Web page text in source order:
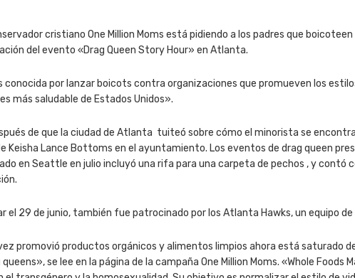
cristiano One Million Moms está pidiendo a los padres que
del evento «Drag Queen Story Hour» en Atlanta.
conocida por lanzar boicots contra organizaciones que promueven los
más saludable de Estados Unidos».
de que la ciudad de Atlanta tuiteó sobre cómo el minorista se
Keisha Lance Bottoms en el ayuntamiento. Los eventos de drag queen
en Seattle en julio incluyó una rifa para una carpeta de pechos , y
el 29 de junio, también fue patrocinado por los Atlanta Hawks, un equipo de
promovió productos orgánicos y alimentos limpios ahora está saturado
queens», se lee en la página de la campaña One Million Moms. «Whole